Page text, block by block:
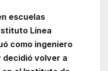
escuelas
Línea
como ingeniero
decidió volver a